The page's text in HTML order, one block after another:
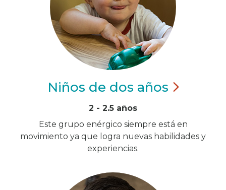
Niños de dos años
2 - 2.5 años
Este grupo enérgico siempre está en
movimiento ya que logra nuevas habilidades y
experiencias.